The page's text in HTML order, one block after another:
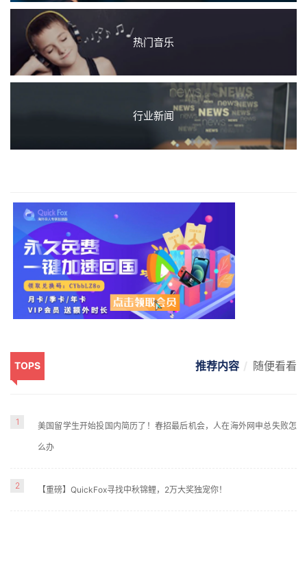
热门音乐
行业新闻
TOPS 推荐内容 随便看看
1 美国留学生开始投国内简历了！春招最后机会，人在海外网申总失败怎
么办
2 【重磅】QuickFox寻找中秋锦鲤，2万大奖独宠你！